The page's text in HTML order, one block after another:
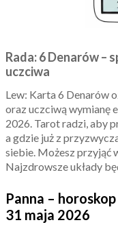
Rada: 6 Denarów –
uczciwa
Lew: Karta 6 Denarów
oraz uczciwą wymianę
2026. Tarot radzi, aby
a gdzie już z
siebie. Możesz przyjąć
Najzdrowsze układy
Panna –
31 maja 2026